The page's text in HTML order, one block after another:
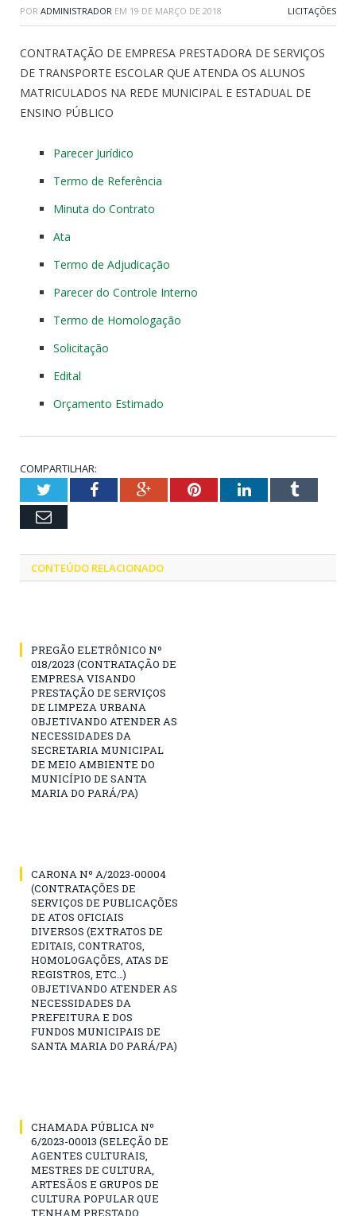
POR ADMINISTRADOR EM 19 DE MARÇO DE 2018 LICITAÇÕES
CONTRATAÇÃO DE EMPRESA PRESTADORA DE SERVIÇOS
DE TRANSPORTE ESCOLAR QUE ATENDA OS ALUNOS
MATRICULADOS NA REDE MUNICIPAL E ESTADUAL DE
ENSINO PÚBLICO
Parecer Jurídico
Termo de Referência
Minuta do Contrato
Ata
Termo de Adjudicação
Parecer do Controle Interno
Termo de Homologação
Solicitação
Edital
Orçamento Estimado
COMPARTILHAR:
TwitterFacebookGoogle+PinterestLinkedInTumblr
Email
CONTEÚDO RELACIONADO
PREGÃO ELETRÔNICO Nº
018/2023 (CONTRATAÇÃO DE
EMPRESA VISANDO
PRESTAÇÃO DE SERVIÇOS
DE LIMPEZA URBANA
OBJETIVANDO ATENDER AS
NECESSIDADES DA
SECRETARIA MUNICIPAL
DE MEIO AMBIENTE DO
MUNICÍPIO DE SANTA
MARIA DO PARÁ/PA)
CARONA Nº A/2023-00004
(CONTRATAÇÕES DE
SERVIÇOS DE PUBLICAÇÕES
DE ATOS OFICIAIS
DIVERSOS (EXTRATOS DE
EDITAIS, CONTRATOS,
HOMOLOGAÇÕES, ATAS DE
REGISTROS, ETC…)
OBJETIVANDO ATENDER AS
NECESSIDADES DA
PREFEITURA E DOS
FUNDOS MUNICIPAIS DE
SANTA MARIA DO PARÁ/PA)
CHAMADA PÚBLICA Nº
6/2023-00013 (SELEÇÃO DE
AGENTES CULTURAIS,
MESTRES DE CULTURA,
ARTESÃOS E GRUPOS DE
CULTURA POPULAR QUE
TENHAM PRESTADO